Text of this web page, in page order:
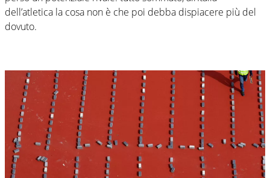
dell’atletica la cosa non è che poi debba dispiacere più del
dovuto.